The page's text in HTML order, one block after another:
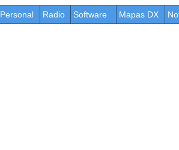
Personal Radio Software Mapas DX